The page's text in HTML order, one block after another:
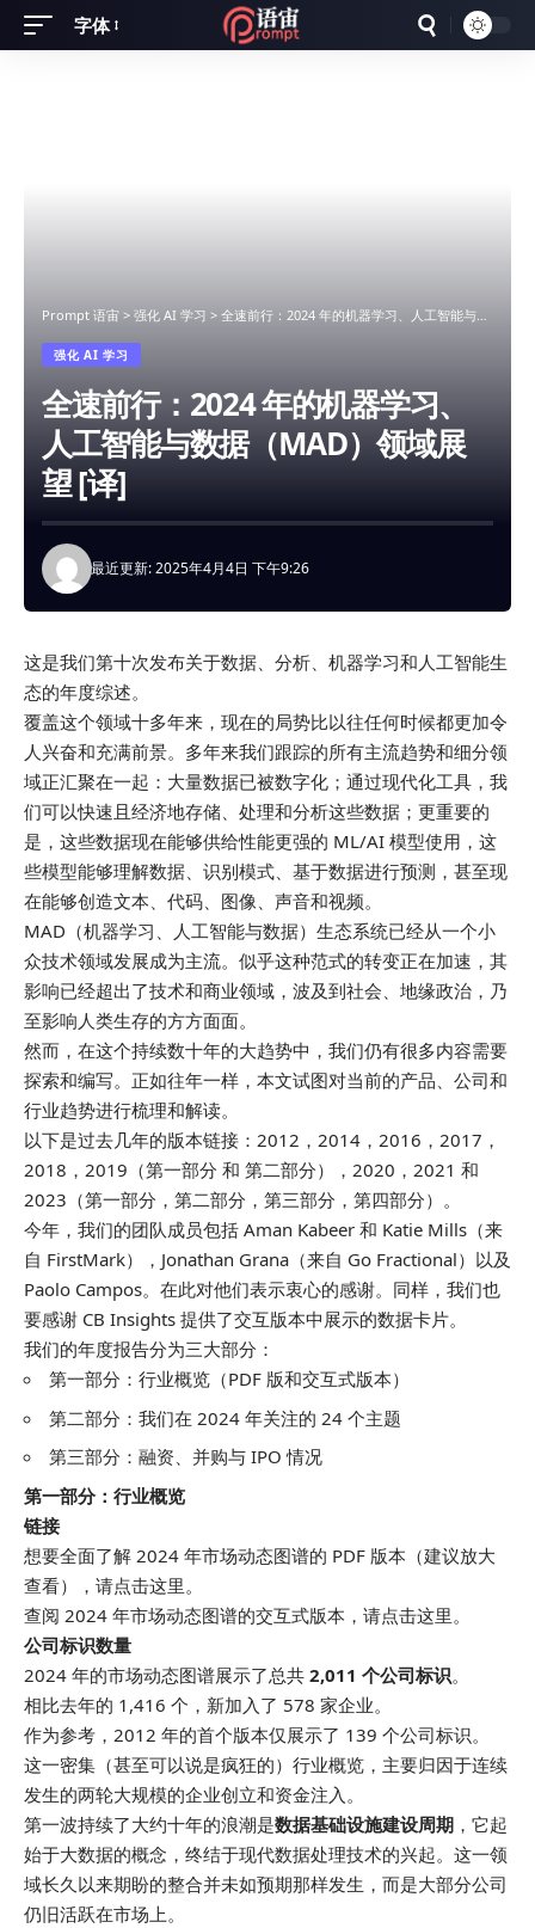
Font
字体
Prompt 语宙 > 强化 AI 学习 > 全速前行：2024 年的机器学习、人工智能与数据（MAD）领域展望 [译]
强化 AI 学习
全速前行：2024 年的机器学习、
人工智能与数据（MAD）领域展
望 [译]
最近更新: 2025年4月4日 下午9:26
这是我们第十次发布关于数据、分析、机器学习和人工智能生
态的年度综述。
覆盖这个领域十多年来，现在的局势比以往任何时候都更加令
人兴奋和充满前景。多年来我们跟踪的所有主流趋势和细分领
域正汇聚在一起：大量数据已被数字化；通过现代化工具，我
们可以快速且经济地存储、处理和分析这些数据；更重要的
是，这些数据现在能够供给性能更强的 ML/AI 模型使用，这
些模型能够理解数据、识别模式、基于数据进行预测，甚至现
在能够创造文本、代码、图像、声音和视频。
MAD（机器学习、人工智能与数据）生态系统已经从一个小
众技术领域发展成为主流。似乎这种范式的转变正在加速，其
影响已经超出了技术和商业领域，波及到社会、地缘政治，乃
至影响人类生存的方方面面。
然而，在这个持续数十年的大趋势中，我们仍有很多内容需要
探索和编写。正如往年一样，本文试图对当前的产品、公司和
行业趋势进行梳理和解读。
以下是过去几年的版本链接：2012，2014，2016，2017，
2018，2019（第一部分 和 第二部分），2020，2021 和
2023（第一部分，第二部分，第三部分，第四部分）。
今年，我们的团队成员包括 Aman Kabeer 和 Katie Mills（来
自 FirstMark），Jonathan Grana（来自 Go Fractional）以及
Paolo Campos。在此对他们表示衷心的感谢。同样，我们也
要感谢 CB Insights 提供了交互版本中展示的数据卡片。
我们的年度报告分为三大部分：
第一部分：行业概览（PDF 版和交互式版本）
第二部分：我们在 2024 年关注的 24 个主题
第三部分：融资、并购与 IPO 情况
第一部分：行业概览
链接
想要全面了解 2024 年市场动态图谱的 PDF 版本（建议放大
查看），请点击这里。
查阅 2024 年市场动态图谱的交互式版本，请点击这里。
公司标识数量
2024 年的市场动态图谱展示了总共 2,011 个公司标识。
相比去年的 1,416 个，新加入了 578 家企业。
作为参考，2012 年的首个版本仅展示了 139 个公司标识。
这一密集（甚至可以说是疯狂的）行业概览，主要归因于连续
发生的两轮大规模的企业创立和资金注入。
第一波持续了大约十年的浪潮是数据基础设施建设周期 ，它起
始于大数据的概念，终结于现代数据处理技术的兴起。这一领
域长久以来期盼的整合并未如预期那样发生，而是大部分公司
仍旧活跃在市场上。